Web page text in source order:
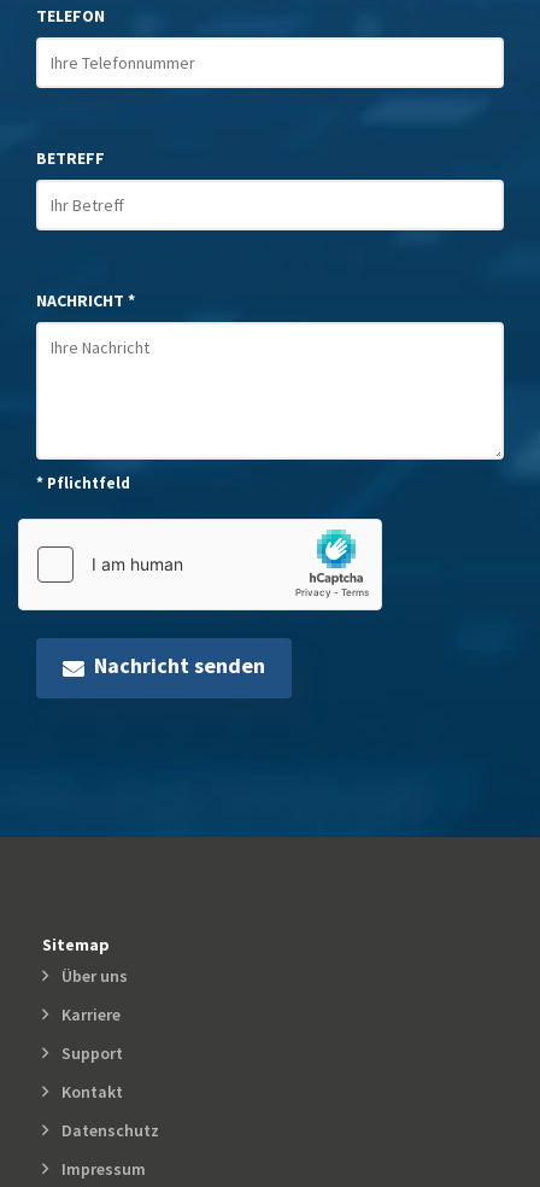
TELEFON
BETREFF
NACHRICHT *
* Pflichtfeld
Nachricht senden
Sitemap
Über uns
Karriere
Support
Kontakt
Datenschutz
Impressum